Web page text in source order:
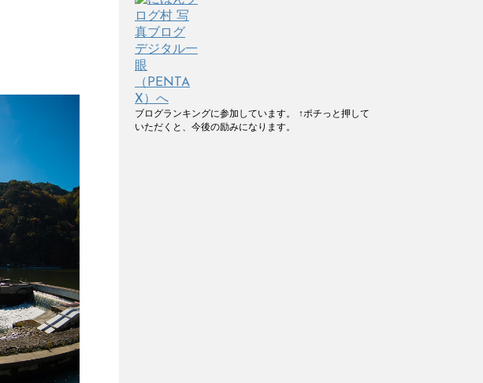
ブログランキングに参加しています。 ↑ポチっと押して
いただくと、今後の励みになります。